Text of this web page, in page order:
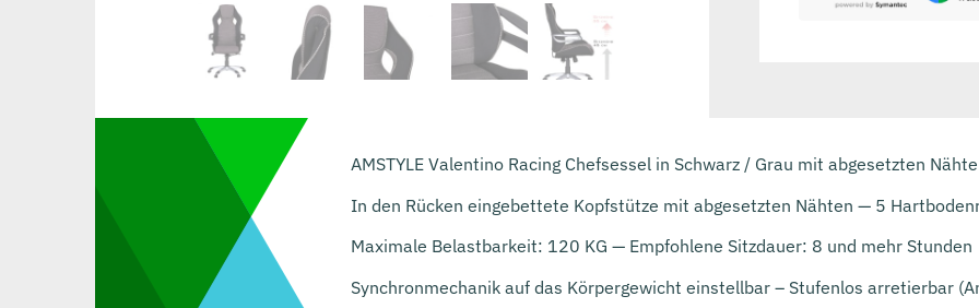
AMSTYLE Valentino Racing Chefsessel in Schwarz / Grau mit abgesetzten
In den Rücken eingebettete Kopfstütze mit abgesetzten Nähten — 5
Maximale Belastbarkeit: 120 KG — Empfohlene Sitzdauer: 8 und mehr Stunden
Synchronmechanik auf das Körpergewicht einstellbar – Stufenlos arretierbar